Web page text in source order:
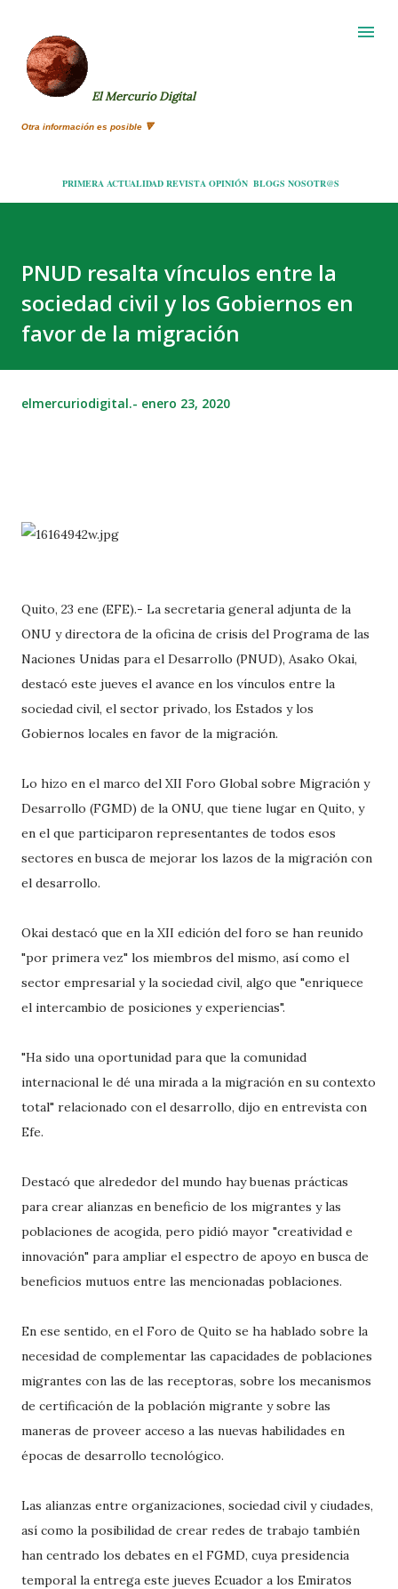
El Mercurio Digital
Otra información es posible 🔻
PRIMERA ACTUALIDAD REVISTA OPINIÓN BLOGS NOSOTR@S
PNUD resalta vínculos entre la
sociedad civil y los Gobiernos en
favor de la migración
elmercuriodigital.- enero 23, 2020
Quito, 23 ene (EFE).- La secretaria general adjunta de la
ONU y directora de la oficina de crisis del Programa de las
Naciones Unidas para el Desarrollo (PNUD), Asako Okai,
destacó este jueves el avance en los vínculos entre la
sociedad civil, el sector privado, los Estados y los
Gobiernos locales en favor de la migración.
Lo hizo en el marco del XII Foro Global sobre Migración y
Desarrollo (FGMD) de la ONU, que tiene lugar en Quito, y
en el que participaron representantes de todos esos
sectores en busca de mejorar los lazos de la migración con
el desarrollo.
Okai destacó que en la XII edición del foro se han reunido
"por primera vez" los miembros del mismo, así como el
sector empresarial y la sociedad civil, algo que "enriquece
el intercambio de posiciones y experiencias".
"Ha sido una oportunidad para que la comunidad
internacional le dé una mirada a la migración en su contexto
total" relacionado con el desarrollo, dijo en entrevista con
Efe.
Destacó que alrededor del mundo hay buenas prácticas
para crear alianzas en beneficio de los migrantes y las
poblaciones de acogida, pero pidió mayor "creatividad e
innovación" para ampliar el espectro de apoyo en busca de
beneficios mutuos entre las mencionadas poblaciones.
En ese sentido, en el Foro de Quito se ha hablado sobre la
necesidad de complementar las capacidades de poblaciones
migrantes con las de las receptoras, sobre los mecanismos
de certificación de la población migrante y sobre las
maneras de proveer acceso a las nuevas habilidades en
épocas de desarrollo tecnológico.
Las alianzas entre organizaciones, sociedad civil y ciudades,
así como la posibilidad de crear redes de trabajo también
han centrado los debates en el FGMD, cuya presidencia
temporal la entrega este jueves Ecuador a los Emiratos